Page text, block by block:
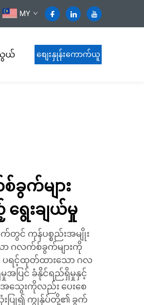
MY
ယ်
စျေးနှုန်းကောက်ယူ
က်များ
ေးချယ်မှု
တွင် ကုန်ပစ္စည်းအမျိုး
ဂလက်စ်ခွက်များကို
ပရင့်ထုတ်ထားသော ဂလ
ပြင် ခံနိုင်ရည်ရှိမှုနှင့်
သွေးကိုလည်း ပေးစေ
ပြု၍ ကျွန်ုပ်တို့၏ ခွက်